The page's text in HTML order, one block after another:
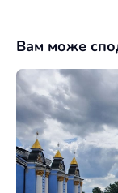
Вам може